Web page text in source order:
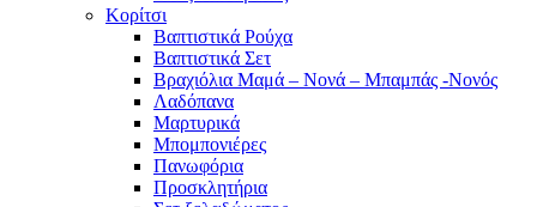
Κορίτσι
Βαπτιστικά Ρούχα
Βαπτιστικά Σετ
Βραχιόλια Μαμά – Νονά – Μπαμπάς -Νονός
Λαδόπανα
Μαρτυρικά
Μπομπονιέρες
Πανωφόρια
Προσκλητήρια